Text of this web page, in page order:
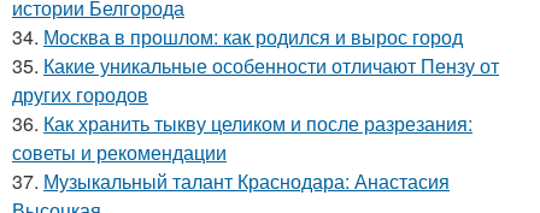
истории Белгорода
34. Москва в прошлом: как родился и вырос город
35. Какие уникальные особенности отличают Пензу от
других городов
36. Как хранить тыкву целиком и после разрезания:
советы и рекомендации
37. Музыкальный талант Краснодара: Анастасия